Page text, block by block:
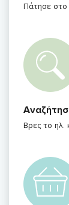
Πάτησε στο
Βρες το ηλ.